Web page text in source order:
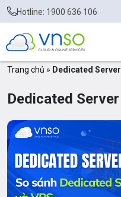
Hotline: 1900 636 106
Trang chủ » Dedicated Server
Dedicated Server